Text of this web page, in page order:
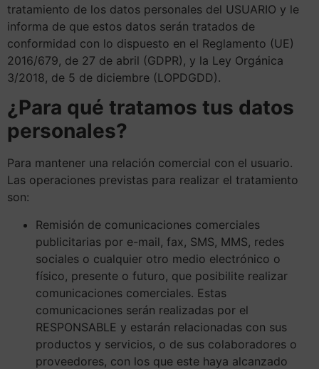
tratamiento de los datos personales del USUARIO y le
informa de que estos datos serán tratados de
conformidad con lo dispuesto en el Reglamento (UE)
2016/679, de 27 de abril (GDPR), y la Ley Orgánica
3/2018, de 5 de diciembre (LOPDGDD).
¿Para qué tratamos tus datos
personales?
Para mantener una relación comercial con el usuario.
Las operaciones previstas para realizar el tratamiento
son:
Remisión de comunicaciones comerciales
publicitarias por e-mail, fax, SMS, MMS, redes
sociales o cualquier otro medio electrónico o
físico, presente o futuro, que posibilite realizar
comunicaciones comerciales. Estas
comunicaciones serán realizadas por el
RESPONSABLE y estarán relacionadas con sus
productos y servicios, o de sus colaboradores o
proveedores, con los que este haya alcanzado